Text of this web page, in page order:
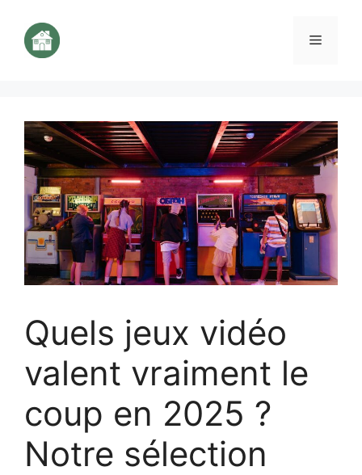
contenu
Menu
Quels jeux vidéo
valent vraiment le
coup en 2025 ?
Notre sélection